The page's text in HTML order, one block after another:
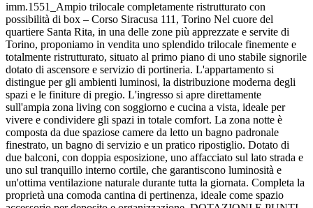
imm.1551_Ampio trilocale completamente ristrutturato con
possibilità di box – Corso Siracusa 111, Torino Nel cuore del
quartiere Santa Rita, in una delle zone più apprezzate e servite di
Torino, proponiamo in vendita uno splendido trilocale finemente e
totalmente ristrutturato, situato al primo piano di uno stabile signorile
dotato di ascensore e servizio di portineria. L'appartamento si
distingue per gli ambienti luminosi, la distribuzione moderna degli
spazi e le finiture di pregio. L'ingresso si apre direttamente
sull'ampia zona living con soggiorno e cucina a vista, ideale per
vivere e condividere gli spazi in totale comfort. La zona notte è
composta da due spaziose camere da letto un bagno padronale
finestrato, un bagno di servizio e un pratico ripostiglio. Dotato di
due balconi, con doppia esposizione, uno affacciato sul lato strada e
uno sul tranquillo interno cortile, che garantiscono luminosità e
un'ottima ventilazione naturale durante tutta la giornata. Completa la
proprietà una comoda cantina di pertinenza, ideale come spazio